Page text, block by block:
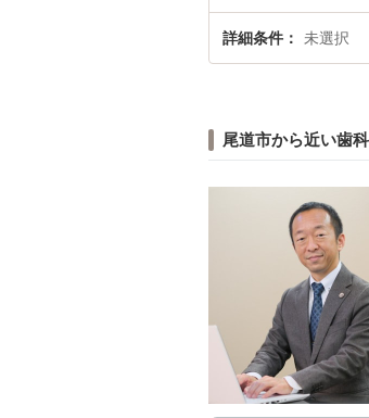
詳細条件 未選択
尾道市から近い歯